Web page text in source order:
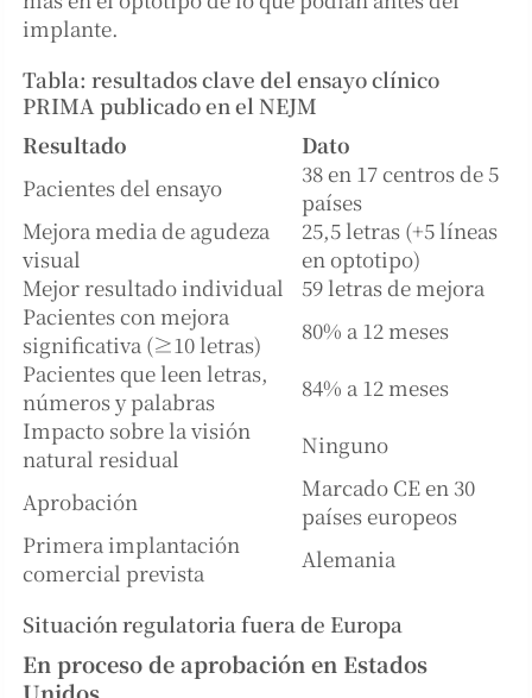
implante.
Tabla: resultados clave del ensayo clínico
PRIMA publicado en el NEJM
Resultado
Dato
Pacientes del ensayo
38 en 17 centros de 5
países
Mejora media de agudeza
visual
25,5 letras (+5 líneas
en optotipo)
Mejor resultado individual
59 letras de mejora
Pacientes con mejora
significativa (≥10 letras)
80% a 12 meses
Pacientes que leen letras,
números y palabras
84% a 12 meses
Impacto sobre la visión
natural residual
Ninguno
Aprobación
Marcado CE en 30
países europeos
Primera implantación
comercial prevista
Alemania
Situación regulatoria fuera de Europa
En proceso de aprobación en Estados
Unidos